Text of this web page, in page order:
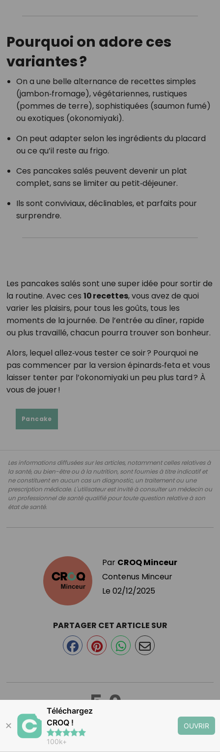
Pourquoi on adore ces
variantes ?
On a une belle alternance de recettes simples
(jambon‑fromage), végétariennes, rustiques
(pommes de terre), sophistiquées (saumon fumé)
ou exotiques (okonomiyaki).
On peut adapter selon les ingrédients du placard
ou ce qu’il reste au frigo.
Ces pancakes salés peuvent devenir un plat
complet, sans se limiter au petit‑déjeuner.
Ils sont conviviaux, déclinables, et parfaits pour
surprendre.
Les pancakes salés sont une super idée pour sortir de
la routine. Avec ces 10 recettes, vous avez de quoi
varier les plaisirs, pour tous les goûts, tous les
moments de la journée. De l’entrée au dîner, rapide
ou plus travaillé, chacun pourra trouver son bonheur.
Alors, lequel allez‑vous tester ce soir ? Pourquoi ne
pas commencer par la version épinards‑feta et vous
laisser tenter par l’okonomiyaki un peu plus tard ? À
vous de jouer !
Pancake
Les informations diffusées sur les articles, notamment celles relatives à
la santé, au bien-être ou à la nutrition, sont fournies à titre indicatif et
ne constituent en aucun cas un diagnostic, un traitement ou une
prescription médicale. L'utilisateur est invité à consulter un médecin ou
un professionnel de santé qualifié pour toute question relative à son
état de santé.
Par CROQ Minceur
Contenus Minceur
Le 02/12/2025
5.0
PARTAGER CET ARTICLE SUR
✕
Téléchargez
CROQ !
100k+
OUVRIR